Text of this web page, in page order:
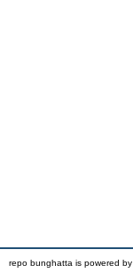
repo bunghatta is powered by